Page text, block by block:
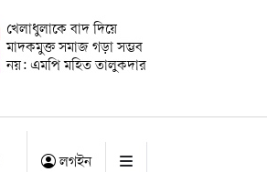
খেলাধুলাকে বাদ দিয়ে
মাদকমুক্ত সমাজ গড়া সম্ভব
নয়: এমপি মহিত তালুকদার
লগইন